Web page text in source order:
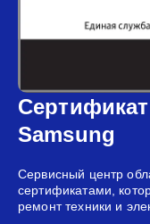
Samsung
Сервисный центр
сертификатами,
ремонт техники и